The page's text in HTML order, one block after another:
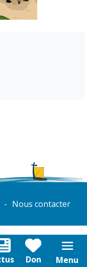
Don Menu
Nous contacter